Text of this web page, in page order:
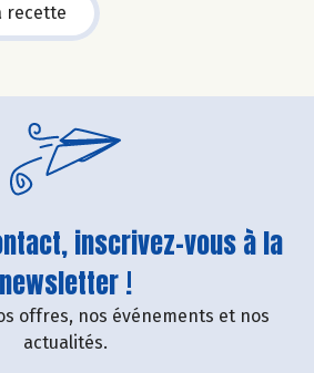
recette
inscrivez-vous à la
newsletter !
offres, nos événements et nos
actualités.